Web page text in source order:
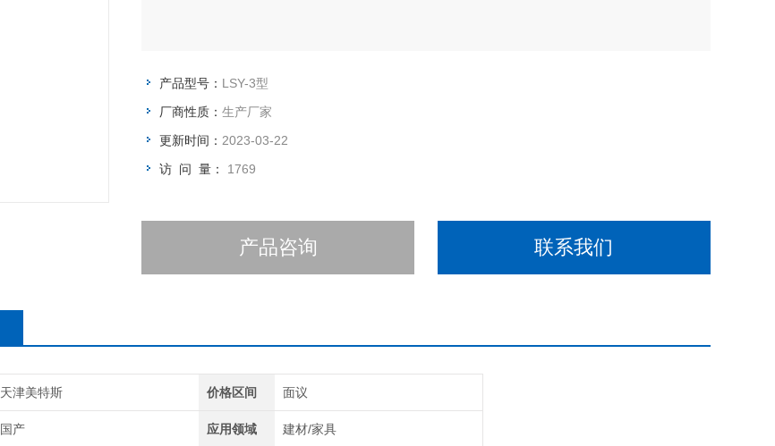
产品型号： LSY-3型
厂商性质： 生产厂家
更新时间： 2023-03-22
访 问 量： 1769
产品咨询 联系我们
天津美特斯 价格区间 面议
国产 应用领域 建材/家具